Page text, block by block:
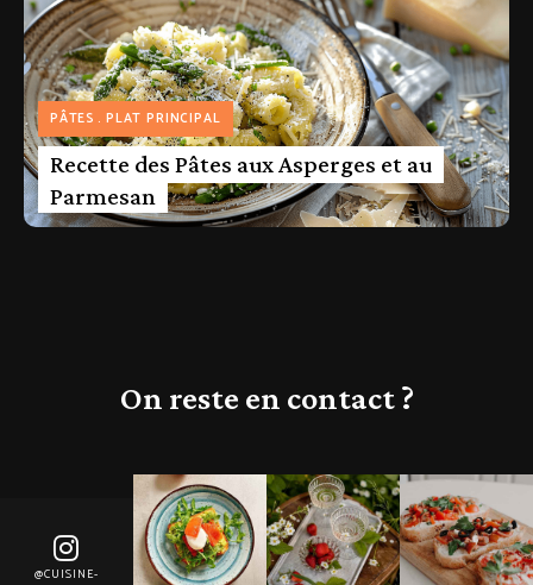
PÂTES PLAT PRINCIPAL
Recette des Pâtes aux Asperges et au
Parmesan
On reste en contact ?
@CUISINE-